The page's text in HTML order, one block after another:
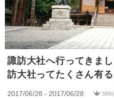
諏訪大社へ行ってきま
訪大社ってたくさん有る
2017/06/28 - 2017/06/28 589